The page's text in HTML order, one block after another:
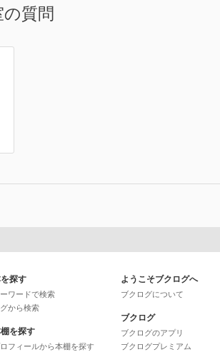
質問
探す
ワードで検索
グから検索
を探す
フィールから本棚を探す
ようこそブクログへ
ブクログについて
ブクログ
ブクログのアプリ
ブクログプレミアム